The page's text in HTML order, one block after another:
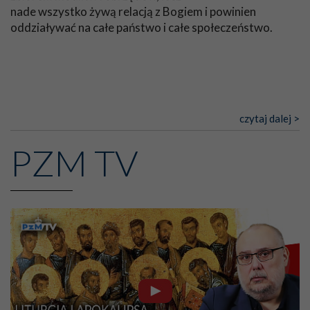
Najbardziej wszakże niebezpiecznym jest ów naturalizm,
że będą mogli ustrzec młodzież przed
naturalnych środków, jakimi są lekkomyślne
uświadomienie i prewencyjne pouczenie dla wszystkich
ją, jak powiadają, do nich przyzwyczaić i jak gdyby
zahartować dusze przeciw tego rodzaju
niebezpieczeństwom.
Bardzo oni błądzą, nie chcąc uznać przyrodzonej
ułomności natury ludzkiej i prawa, o którym mówił
nade wszystko żywą relacją z Bogiem i powinien
oddziaływać na całe państwo i całe społeczeństwo.
czytaj dalej >
PZM TV